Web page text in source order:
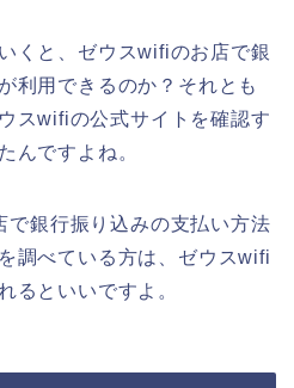
くと、ゼウスwifiのお店で銀
利用できるのか？それとも
スwifiの公式サイトを確認す
んですよね。
銀行振り込みの支払い方法
調べている方は、ゼウスwifi
るといいですよ。